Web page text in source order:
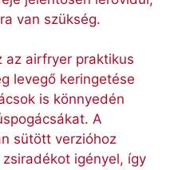
van szükség.
az airfryer praktikus
levegő keringetése
is könnyedén
A
sütött verzióhoz
igényel, így